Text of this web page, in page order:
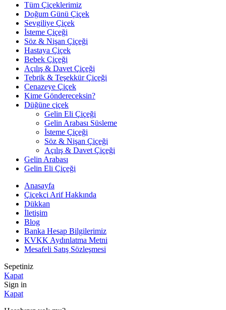
Tüm Çiçeklerimiz
Doğum Günü Çiçek
Sevgiliye Çiçek
İsteme Çiçeği
Söz & Nişan Çiçeği
Hastaya Çiçek
Bebek Çiçeği
Açılış & Davet Çiçeği
Tebrik & Teşekkür Çiçeği
Cenazeye Çiçek
Kime Göndereceksin?
Düğüne çiçek
Gelin Eli Çiçeği
Gelin Arabası Süsleme
İsteme Çiçeği
Söz & Nişan Çiçeği
Açılış & Davet Çiçeği
Gelin Arabası
Gelin Eli Çiçeği
Anasayfa
Çiçekçi Arif Hakkında
Dükkan
İletişim
Blog
Banka Hesap Bilgilerimiz
KVKK Aydınlatma Metni
Mesafeli Satış Sözleşmesi
Sepetiniz
Kapat
Sign in
Kapat